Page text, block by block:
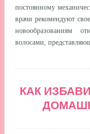
постоянному
врачи рекомендуют
новообразованиям
волосами,
КАК